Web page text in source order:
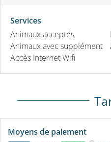
Services
Animaux acceptés
Animaux avec supplément
Accès Internet Wifi
Moyens de paiement